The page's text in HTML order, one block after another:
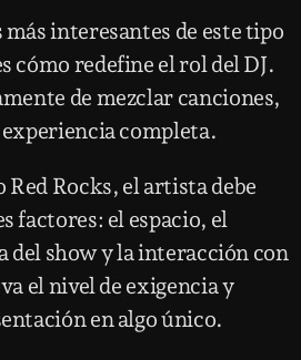
más interesantes de este tipo
cómo redefine el rol del DJ.
de mezclar canciones,
completa.
Red Rocks, el artista debe
factores: el espacio, el
del show y la interacción con
el nivel de exigencia y
en algo único.